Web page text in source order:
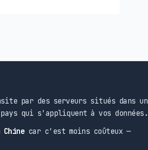
par des serveurs situés dans un
qui s'appliquent à vos données.
Chine car c'est moins coûteux —